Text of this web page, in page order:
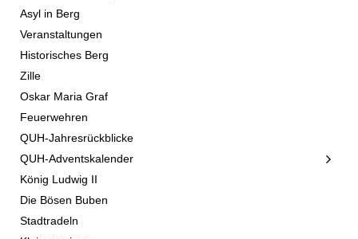
Asyl in Berg
Veranstaltungen
Historisches Berg
Zille
Oskar Maria Graf
Feuerwehren
QUH-Jahresrückblicke
QUH-Adventskalender
König Ludwig II
Die Bösen Buben
Stadtradeln